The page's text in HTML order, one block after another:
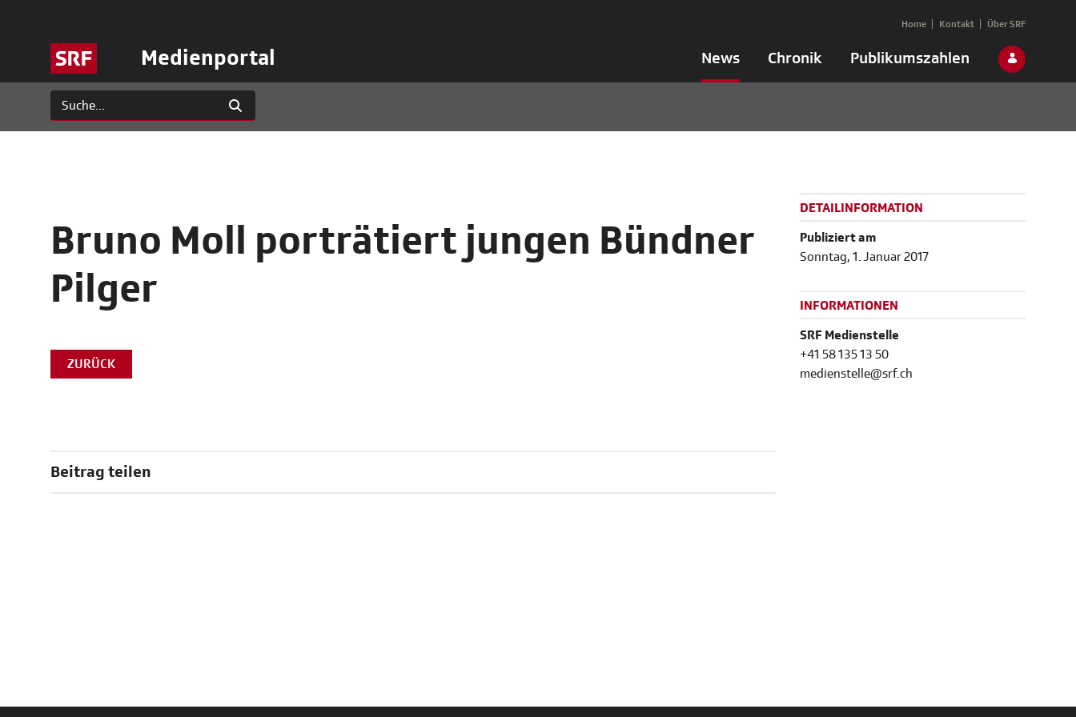
Medienportal News Chronik Publikumszahlen
Home Kontakt Über SRF
Bruno Moll porträtiert jungen Bündner
Pilger
ZURÜCK
Beitrag teilen
DETAILINFORMATION
Publiziert am
Sonntag, 1. Januar 2017
INFORMATIONEN
SRF Medienstelle
+41 58 135 13 50
medienstelle@srf.ch